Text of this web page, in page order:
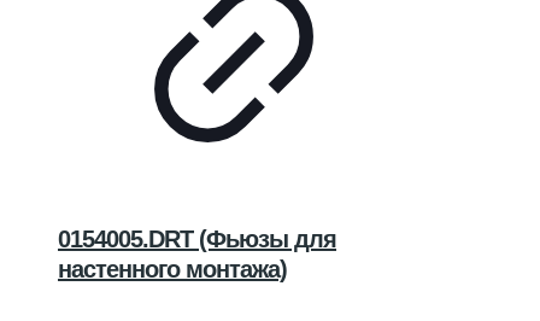
0154005.DRT (Фьюзы для
настенного монтажа)